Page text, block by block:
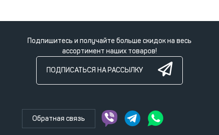
Подпишитесь и получайте больше скидок на весь
ассортимент наших товаров!
ПОДПИСАТЬСЯ НА РАССЫЛКУ
Обратная связь